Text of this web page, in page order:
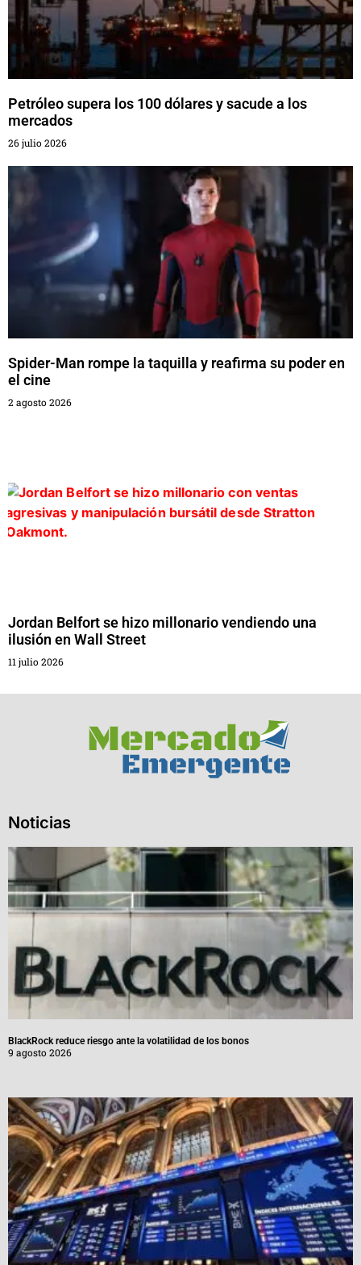
Petróleo supera los 100 dólares y sacude a los
mercados
26 julio 2026
Spider-Man rompe la taquilla y reafirma su poder en
el cine
2 agosto 2026
Jordan Belfort se hizo millonario vendiendo una
ilusión en Wall Street
11 julio 2026
Noticias
BlackRock reduce riesgo ante la volatilidad de los bonos
9 agosto 2026